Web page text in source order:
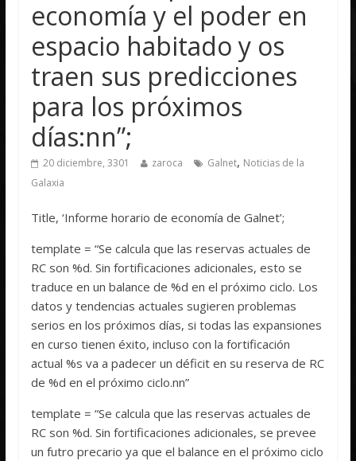
economía y el poder en
espacio habitado y os
traen sus predicciones
para los próximos
días:nn”;
20 diciembre, 3301 zaroca Galnet, Noticias de la
Galaxia
Title, ‘Informe horario de economía de Galnet’;
template = “Se calcula que las reservas actuales de
RC son %d. Sin fortificaciones adicionales, esto se
traduce en un balance de %d en el próximo ciclo. Los
datos y tendencias actuales sugieren problemas
serios en los próximos días, si todas las expansiones
en curso tienen éxito, incluso con la fortificación
actual %s va a padecer un déficit en su reserva de RC
de %d en el próximo ciclo.nn”
template = “Se calcula que las reservas actuales de
RC son %d. Sin fortificaciones adicionales, se prevee
un futro precario ya que el balance en el próximo ciclo